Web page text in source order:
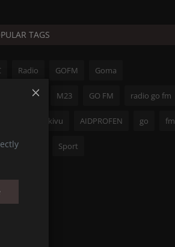
TAGS
Radio GOFM Goma
du M23 M23 GO FM radio go fm
Nord-kivu AIDPROFEN go fm
Tshisekedi Sport